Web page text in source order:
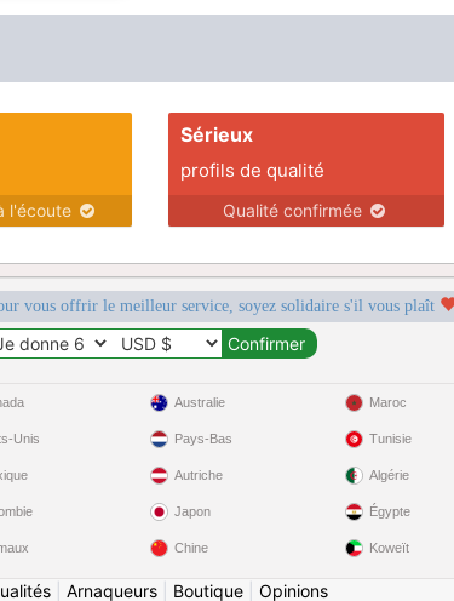
something
l'écoute
Sérieux
profils de qualité
Qualité confirmée
vous offrir le meilleur service, soyez solidaire s'il vous plaît
Unis
Australie
Pays-Bas
Autriche
Japon
Chine
Maroc
Tunisie
Algérie
Égypte
Koweït
| Arnaqueurs| Boutique| Opinions